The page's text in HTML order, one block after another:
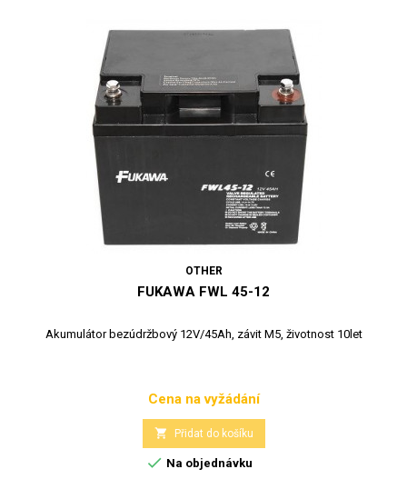
OTHER
FUKAWA FWL 45-12
Akumulátor bezúdržbový 12V/45Ah, závit M5, životnost 10let
Cena
Cena na vyžádání
 Přidat do košíku
 Na objednávku